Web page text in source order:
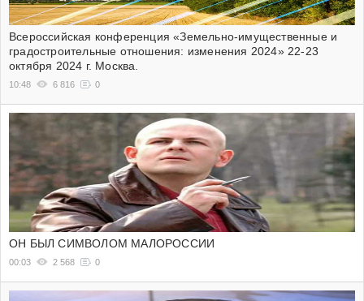
Всероссийская конференция «Земельно-имущественные и
градостроительные отношения: изменения 2024» 22-23
октября 2024 г. Москва.
10:48 6 816 0
ОН БЫЛ СИМВОЛОМ МАЛОРОССИИ
00:03 2 568 0